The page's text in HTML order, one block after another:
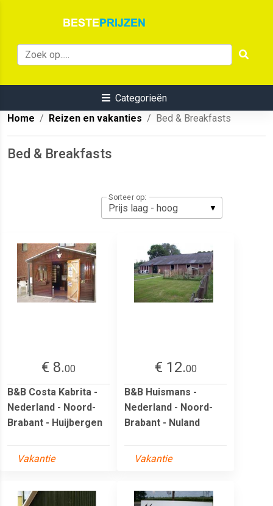
Categorieën
Home
Reizen en vakanties Bed & Breakfasts
Bed & Breakfasts
Sorteer op:
€ 8.00
B&B Costa Kabrita -
Nederland - Noord-
Brabant - Huijbergen
Vakantie
€ 12.00
B&B Huismans -
Nederland - Noord-
Brabant - Nuland
Vakantie